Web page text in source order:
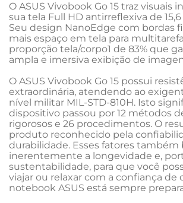
O ASUS Vivobook Go 15 traz visuais
sua tela Full HD antirreflexiva de
Seu design NanoEdge com bordas
mais espaço em tela para
proporção tela/corpo1 de 83% que
ampla e imersiva exibição de
O ASUS Vivobook Go 15 possui
extraordinária, atendendo ao
nível militar MIL-STD-810H. Isto
dispositivo passou por 12 métodos
rigorosos e 26 procedimentos. O
produto reconhecido pela
durabilidade. Esses fatores também
inerentemente a longevidade e,
sustentabilidade, para que você
viajar ou relaxar com a confiança de
notebook ASUS está sempre